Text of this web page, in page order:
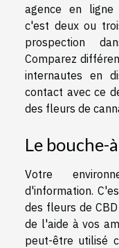
agence en ligne
c'est deux ou
prospection
Comparez
internautes en
contact avec ce
des fleurs de
Le bouche-
Votre
d'information.
des fleurs de
de l'aide à vos
peut-être utilisé